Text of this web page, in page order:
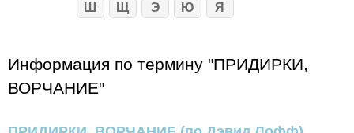
Ш
Щ Э Ю Я
Информация по термину "ПРИДИРКИ,
ВОРЧАНИЕ"